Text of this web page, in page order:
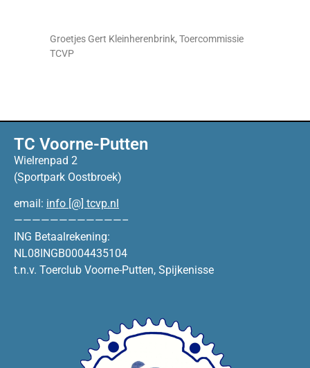
Groetjes Gert Kleinherenbrink, Toercommissie
TCVP
TC Voorne-Putten
Wielrenpad 2
(Sportpark Oostbroek)
email: info [@] tcvp.nl
————————————–
ING Betaalrekening:
NL08INGB0004435104
t.n.v. Toerclub Voorne-Putten, Spijkenisse